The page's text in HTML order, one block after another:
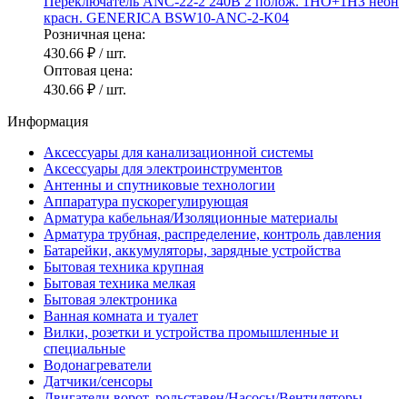
красн. GENERICA BSW10-ANC-2-K04
Розничная цена:
430.66 ₽ / шт.
Оптовая цена:
430.66 ₽ / шт.
Информация
Аксессуары для канализационной системы
Аксессуары для электроинструментов
Антенны и спутниковые технологии
Аппаратура пускорегулирующая
Арматура кабельная/Изоляционные материалы
Арматура трубная, распределение, контроль давления
Батарейки, аккумуляторы, зарядные устройства
Бытовая техника крупная
Бытовая техника мелкая
Бытовая электроника
Ванная комната и туалет
Вилки, розетки и устройства промышленные и
специальные
Водонагреватели
Датчики/сенсоры